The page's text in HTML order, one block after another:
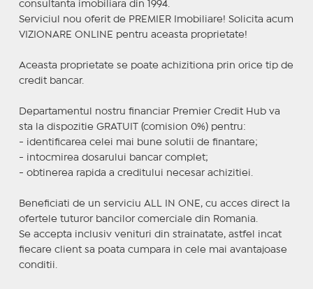
consultanta imobiliara din 1994.
Serviciul nou oferit de PREMIER Imobiliare! Solicita acum
VIZIONARE ONLINE pentru aceasta proprietate!
Aceasta proprietate se poate achizitiona prin orice tip de
credit bancar.
Departamentul nostru financiar Premier Credit Hub va
sta la dispozitie GRATUIT (comision 0%) pentru:
- identificarea celei mai bune solutii de finantare;
- intocmirea dosarului bancar complet;
- obtinerea rapida a creditului necesar achizitiei.
Beneficiati de un serviciu ALL IN ONE, cu acces direct la
ofertele tuturor bancilor comerciale din Romania.
Se accepta inclusiv venituri din strainatate, astfel incat
fiecare client sa poata cumpara in cele mai avantajoase
conditii.